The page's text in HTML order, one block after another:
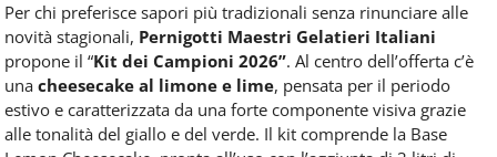
Per chi preferisce sapori più tradizionali senza rinunciare alle
novità stagionali, Pernigotti Maestri Gelatieri Italiani
propone il “Kit dei Campioni 2026”. Al centro dell’offerta c’è
una cheesecake al limone e lime, pensata per il periodo
estivo e caratterizzata da una forte componente visiva grazie
alle tonalità del giallo e del verde. Il kit comprende la Base